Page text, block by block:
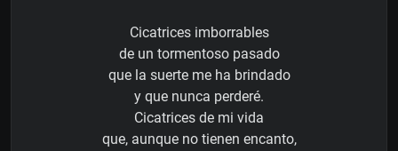
Cicatrices imborrables
de un tormentoso pasado
que la suerte me ha brindado
y que nunca perderé.
Cicatrices de mi vida
que, aunque no tienen encanto,